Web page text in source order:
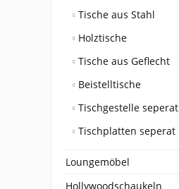
Tische aus Stahl
Holztische
Tische aus Geflecht
Beistelltische
Tischgestelle seperat
Tischplatten seperat
Loungemöbel
Hollywoodschaukeln